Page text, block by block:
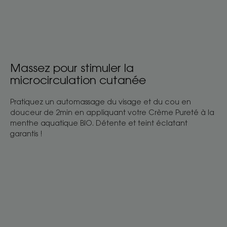
Massez pour stimuler la
microcirculation cutanée
Pratiquez un automassage du visage et du cou en
douceur de 2min en appliquant votre Crème Pureté à la
menthe aquatique BIO. Détente et teint éclatant
garantis !